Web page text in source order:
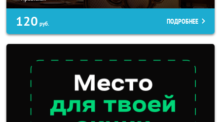
120 руб. ПОДРОБНЕЕ